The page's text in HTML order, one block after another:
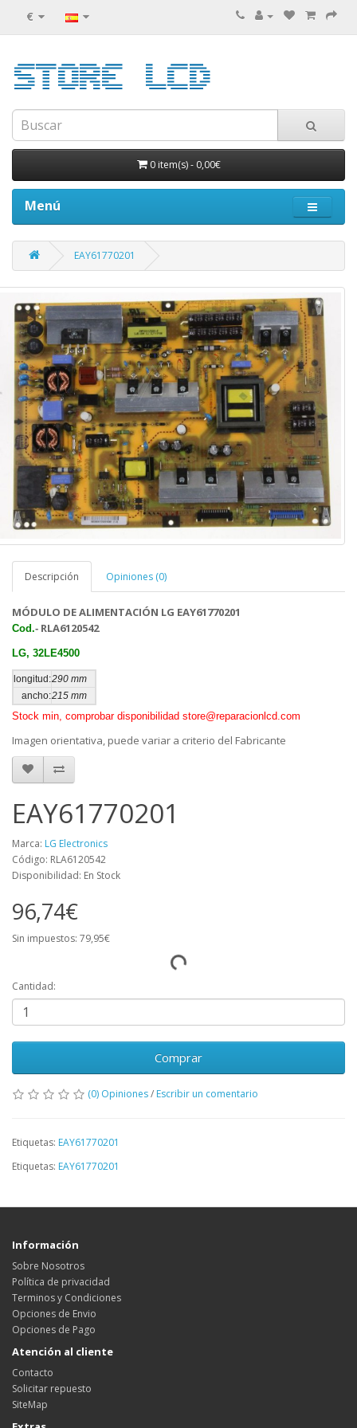
€
0 item(s)- 0,00€
Menú
EAY61770201
Descripción Opiniones (0)
MÓDULO DE ALIMENTACIÓN LG EAY61770201
Cod.- RLA6120542
LG, 32LE4500
longitud:290 mm
ancho:215 mm
Stock min, comprobar disponibilidad store@reparacionlcd.com
Imagen orientativa, puede variar a criterio del Fabricante
EAY61770201
Marca: LG Electronics
Código: RLA6120542
Disponibilidad: En Stock
96,74€
Sin impuestos: 79,95€
Cantidad:
Comprar
(0) Opiniones/ Escribir un comentario
Etiquetas: EAY61770201
Etiquetas: EAY61770201
Información
Sobre Nosotros
Política de privacidad
Terminos y Condiciones
Opciones de Envio
Opciones de Pago
Atención al cliente
Contacto
Solicitar repuesto
SiteMap